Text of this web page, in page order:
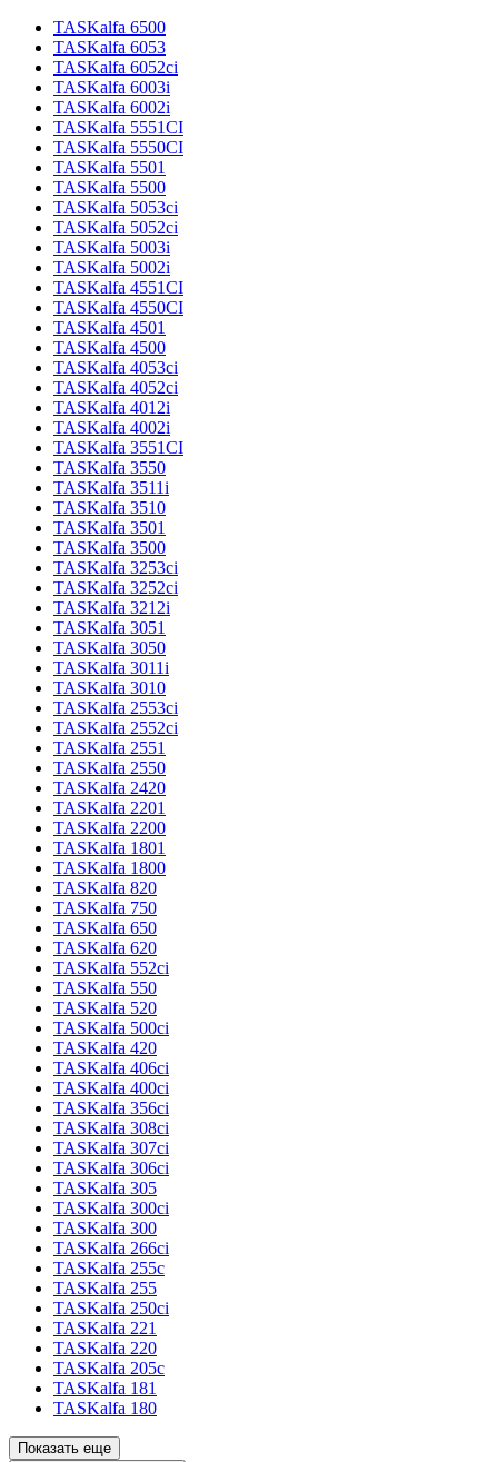
TASKalfa 6500
TASKalfa 6053
TASKalfa 6052ci
TASKalfa 6003i
TASKalfa 6002i
TASKalfa 5551CI
TASKalfa 5550CI
TASKalfa 5501
TASKalfa 5500
TASKalfa 5053ci
TASKalfa 5052ci
TASKalfa 5003i
TASKalfa 5002i
TASKalfa 4551CI
TASKalfa 4550CI
TASKalfa 4501
TASKalfa 4500
TASKalfa 4053ci
TASKalfa 4052ci
TASKalfa 4012i
TASKalfa 4002i
TASKalfa 3551CI
TASKalfa 3550
TASKalfa 3511i
TASKalfa 3510
TASKalfa 3501
TASKalfa 3500
TASKalfa 3253ci
TASKalfa 3252ci
TASKalfa 3212i
TASKalfa 3051
TASKalfa 3050
TASKalfa 3011i
TASKalfa 3010
TASKalfa 2553ci
TASKalfa 2552ci
TASKalfa 2551
TASKalfa 2550
TASKalfa 2420
TASKalfa 2201
TASKalfa 2200
TASKalfa 1801
TASKalfa 1800
TASKalfa 820
TASKalfa 750
TASKalfa 650
TASKalfa 620
TASKalfa 552ci
TASKalfa 550
TASKalfa 520
TASKalfa 500ci
TASKalfa 420
TASKalfa 406ci
TASKalfa 400ci
TASKalfa 356ci
TASKalfa 308ci
TASKalfa 307ci
TASKalfa 306ci
TASKalfa 305
TASKalfa 300ci
TASKalfa 300
TASKalfa 266ci
TASKalfa 255c
TASKalfa 255
TASKalfa 250ci
TASKalfa 221
TASKalfa 220
TASKalfa 205c
TASKalfa 181
TASKalfa 180
Показать еще